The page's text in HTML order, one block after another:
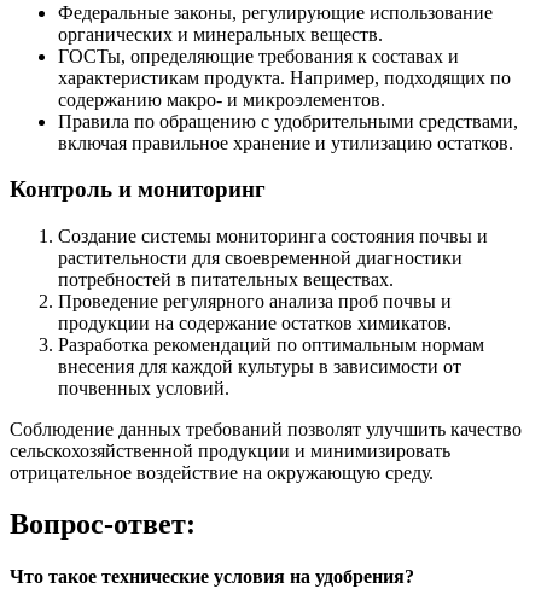
Федеральные законы, регулирующие использование
органических и минеральных веществ.
ГОСТы, определяющие требования к составах и
характеристикам продукта. Например, подходящих по
содержанию макро- и микроэлементов.
Правила по обращению с удобрительными средствами,
включая правильное хранение и утилизацию остатков.
Контроль и мониторинг
Создание системы мониторинга состояния почвы и
растительности для своевременной диагностики
потребностей в питательных веществах.
Проведение регулярного анализа проб почвы и
продукции на содержание остатков химикатов.
Разработка рекомендаций по оптимальным нормам
внесения для каждой культуры в зависимости от
почвенных условий.
Соблюдение данных требований позволят улучшить качество
сельскохозяйственной продукции и минимизировать
отрицательное воздействие на окружающую среду.
Вопрос-ответ:
Что такое технические условия на удобрения?